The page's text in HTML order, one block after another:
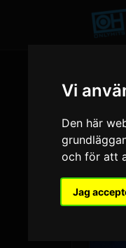
Vi
Den här
och för att
Jag